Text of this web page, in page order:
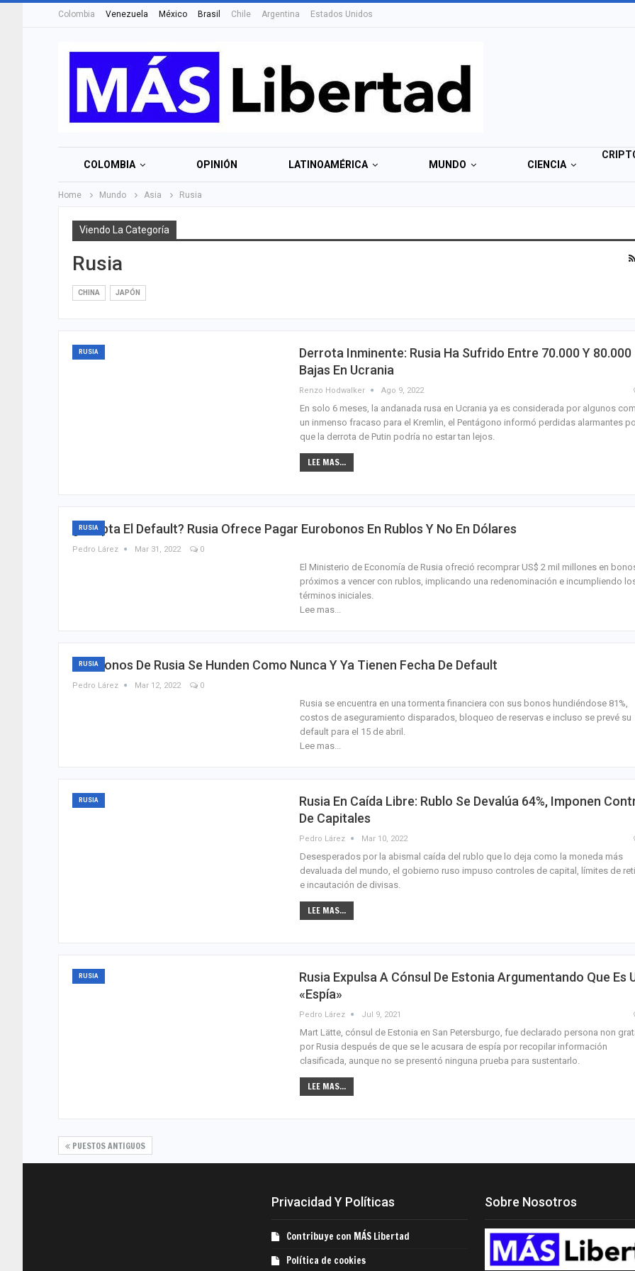
Colombia Venezuela México Brasil Chile Argentina Estados Unidos
COLOMBIA OPINIÓN LATINOAMÉRICA MUNDO CIENCIA
Home Mundo Asia Rusia
Viendo La Categoría
Rusia
CHINA JAPÓN
RUSIA
Derrota Inminente: Rusia Ha Sufrido Entre 70.000 Y 80.000
Bajas En Ucrania
Renzo Hodwalker Ago 9, 2022
En solo 6 meses, la andanada rusa en Ucrania ya es considerada por algunos
un inmenso fracaso para el Kremlin, el Pentágono informó perdidas alarmantes
que la derrota de Putin podría no estar tan lejos.
LEE MAS...
RUSIA
¿Acepta El Default? Rusia Ofrece Pagar Eurobonos En Rublos Y No En Dólares
Pedro Lárez Mar 31, 2022 0
El Ministerio de Economía de Rusia ofreció recomprar US$ 2 mil millones en
próximos a vencer con rublos, implicando una redenominación e incumpliendo
términos iniciales.
Lee mas...
RUSIA
Los Bonos De Rusia Se Hunden Como Nunca Y Ya Tienen Fecha De Default
Pedro Lárez Mar 12, 2022 0
Rusia se encuentra en una tormenta financiera con sus bonos hundiéndose 81%,
costos de aseguramiento disparados, bloqueo de reservas e incluso se prevé su
default para el 15 de abril.
Lee mas...
RUSIA
Rusia En Caída Libre: Rublo Se Devalúa 64%, Imponen
De Capitales
Pedro Lárez Mar 10, 2022
Desesperados por la abismal caída del rublo que lo deja como la moneda más
devaluada del mundo, el gobierno ruso impuso controles de capital, límites de
e incautación de divisas.
LEE MAS...
RUSIA
Rusia Expulsa A Cónsul De Estonia Argumentando Que Es
«espía»
Pedro Lárez Jul 9, 2021
Mart Lätte, cónsul de Estonia en San Petersburgo, fue declarado persona non
por Rusia después de que se le acusara de espía por recopilar información
clasificada, aunque no se presentó ninguna prueba para sustentarlo.
LEE MAS...
PUESTOS ANTIGUOS
Privacidad Y Políticas
Contribuye con MÁS Libertad
Política de cookies
Sobre Nosotros